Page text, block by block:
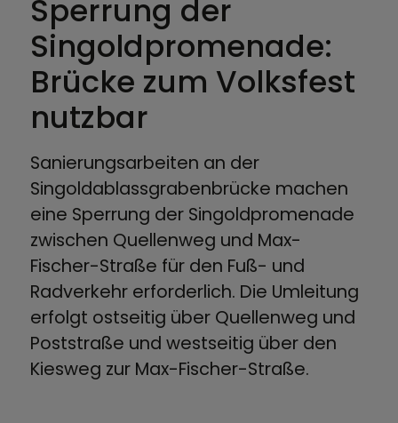
Sperrung der
Singoldpromenade:
Brücke zum Volksfest
nutzbar
Sanierungsarbeiten an der
Singoldablassgrabenbrücke machen
eine Sperrung der Singoldpromenade
zwischen Quellenweg und Max-
Fischer-Straße für den Fuß- und
Radverkehr erforderlich. Die Umleitung
erfolgt ostseitig über Quellenweg und
Poststraße und westseitig über den
Kiesweg zur Max-Fischer-Straße.